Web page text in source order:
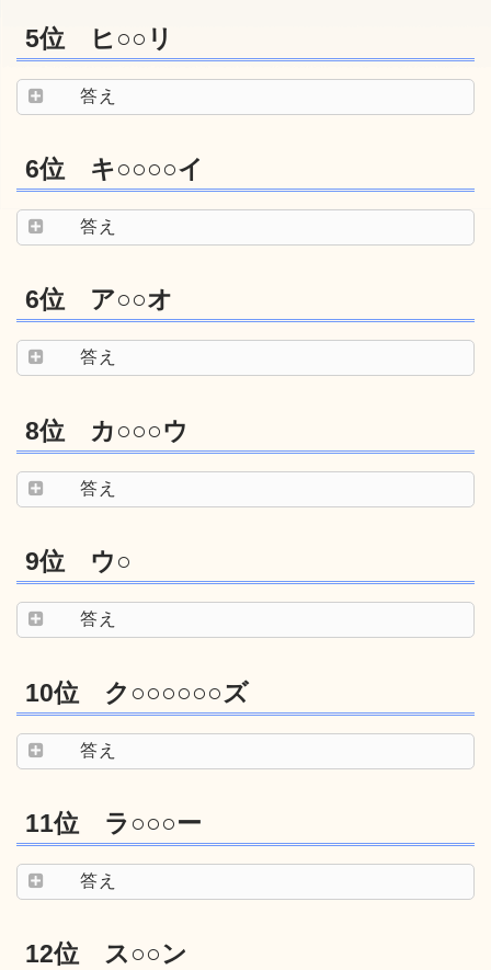
5位 ヒ○○リ
答え
6位 キ○○○○イ
答え
6位 ア○○オ
答え
8位 カ○○○ウ
答え
9位 ウ○
答え
10位 ク○○○○○○ズ
答え
11位 ラ○○○ー
答え
12位 ス○○ン